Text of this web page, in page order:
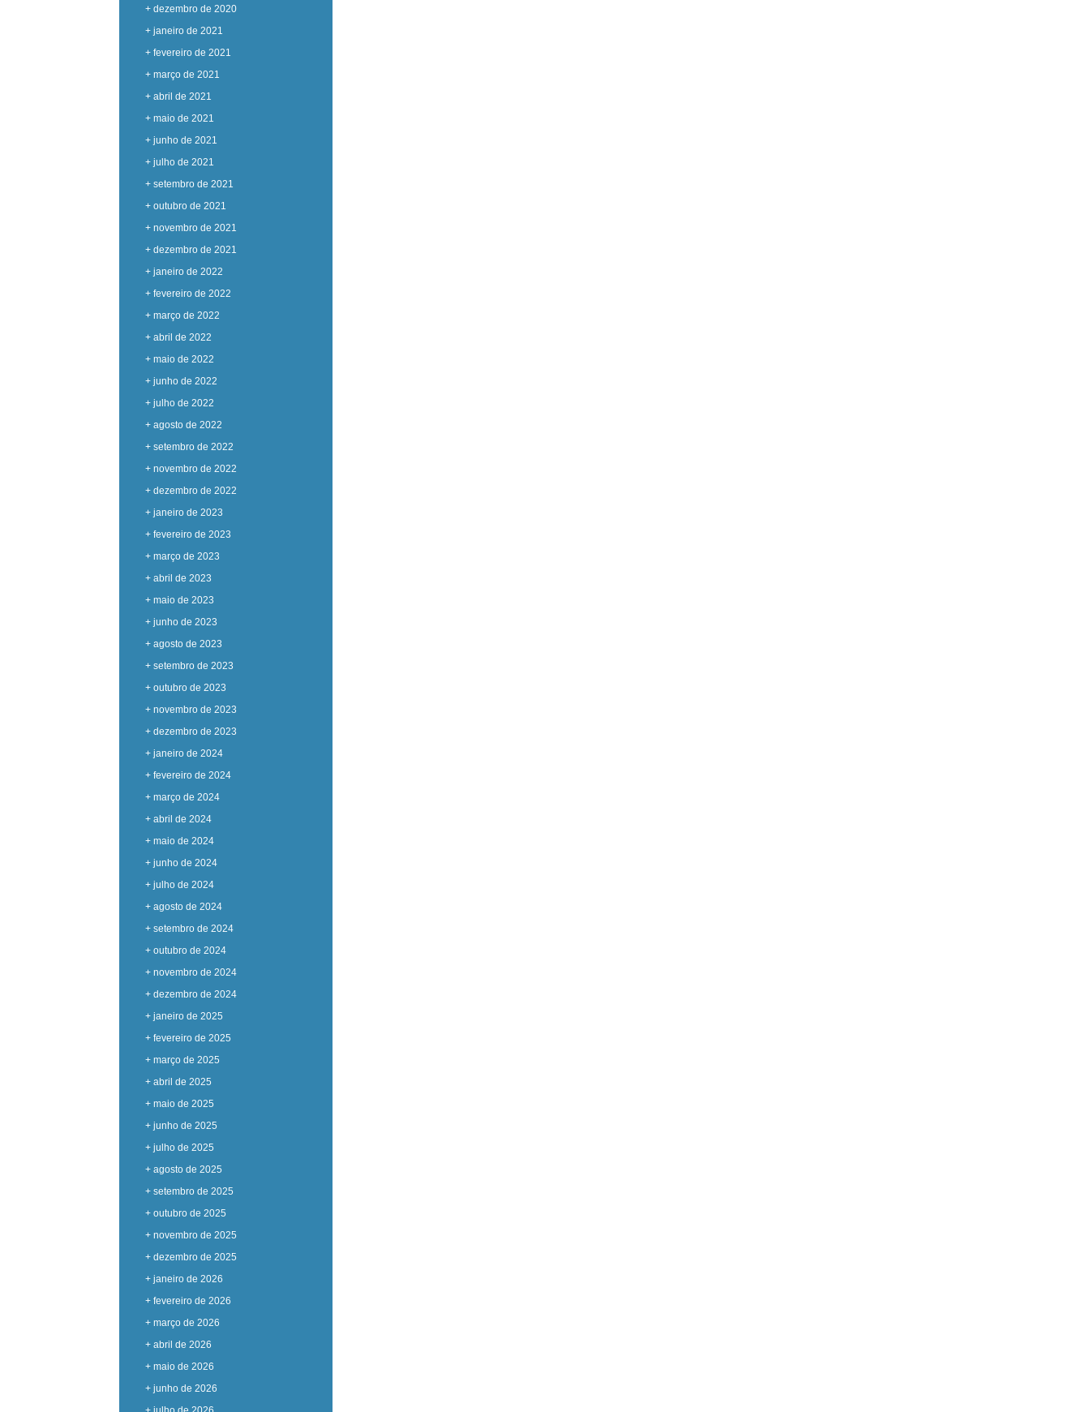
+ dezembro de 2020
+ janeiro de 2021
+ fevereiro de 2021
+ março de 2021
+ abril de 2021
+ maio de 2021
+ junho de 2021
+ julho de 2021
+ setembro de 2021
+ outubro de 2021
+ novembro de 2021
+ dezembro de 2021
+ janeiro de 2022
+ fevereiro de 2022
+ março de 2022
+ abril de 2022
+ maio de 2022
+ junho de 2022
+ julho de 2022
+ agosto de 2022
+ setembro de 2022
+ novembro de 2022
+ dezembro de 2022
+ janeiro de 2023
+ fevereiro de 2023
+ março de 2023
+ abril de 2023
+ maio de 2023
+ junho de 2023
+ agosto de 2023
+ setembro de 2023
+ outubro de 2023
+ novembro de 2023
+ dezembro de 2023
+ janeiro de 2024
+ fevereiro de 2024
+ março de 2024
+ abril de 2024
+ maio de 2024
+ junho de 2024
+ julho de 2024
+ agosto de 2024
+ setembro de 2024
+ outubro de 2024
+ novembro de 2024
+ dezembro de 2024
+ janeiro de 2025
+ fevereiro de 2025
+ março de 2025
+ abril de 2025
+ maio de 2025
+ junho de 2025
+ julho de 2025
+ agosto de 2025
+ setembro de 2025
+ outubro de 2025
+ novembro de 2025
+ dezembro de 2025
+ janeiro de 2026
+ fevereiro de 2026
+ março de 2026
+ abril de 2026
+ maio de 2026
+ junho de 2026